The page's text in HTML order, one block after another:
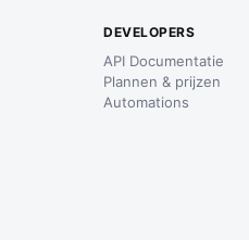
DEVELOPERS
API Documentatie
Plannen & prijzen
Automations